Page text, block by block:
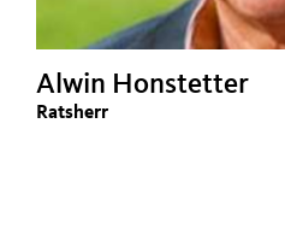
Alwin Honstetter
Ratsherr